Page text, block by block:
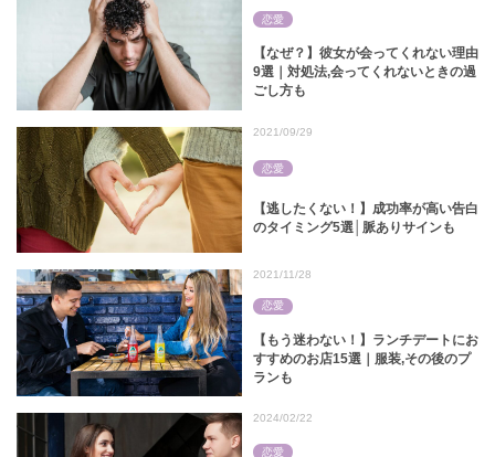
【なぜ？】彼女が会ってくれない理由
9選｜対処法,会ってくれないときの過
ごし方も
恋愛
【逃したくない！】成功率が高い告白
のタイミング5選│脈ありサインも
2021/09/29
恋愛
【もう迷わない！】ランチデートにお
すすめのお店15選｜服装,その後のプ
ランも
2021/11/28
恋愛
2024/02/22
恋愛